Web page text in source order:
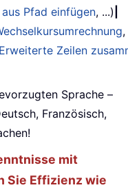
Pfad einfügen, ...)
Erweiterte Zeilen
Sprache –
Französisch,
mit
Sie Effizienz wie